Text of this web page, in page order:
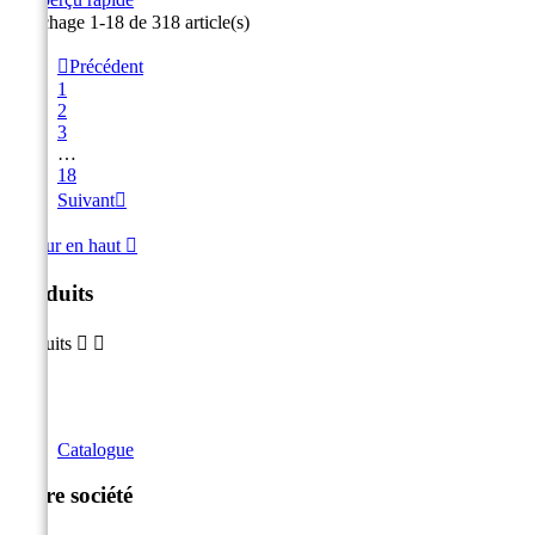
Affichage 1-18 de 318 article(s)
Précédent
1
2
3
…
18
Suivant
Retour en haut 
Produits
Produits  
Catalogue
Notre société